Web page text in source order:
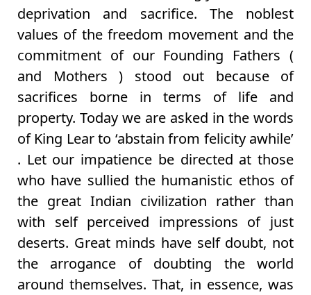
deprivation and sacrifice. The noblest
values of the freedom movement and the
commitment of our Founding Fathers (
and Mothers ) stood out because of
sacrifices borne in terms of life and
property. Today we are asked in the words
of King Lear to ‘abstain from felicity awhile’
. Let our impatience be directed at those
who have sullied the humanistic ethos of
the great Indian civilization rather than
with self perceived impressions of just
deserts. Great minds have self doubt, not
the arrogance of doubting the world
around themselves. That, in essence, was